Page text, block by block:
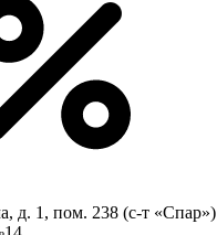
д. 1, пом. 238 (с-т «Спар»)